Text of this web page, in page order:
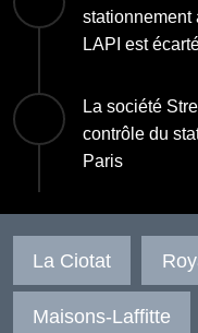
stationnement
LAPI est
La société
contrôle du
Paris
La Ciotat
Maisons-Laffitte